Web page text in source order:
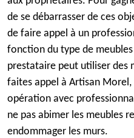
de se débarrasser de ces
de faire appel à un
fonction du type de
prestataire peut utiliser des
faites appel à Artisan
opération avec
ne pas abimer les meubles
endommager les murs.